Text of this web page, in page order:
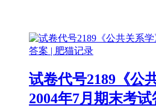
试卷代号2189《公
2004年7月期末考试